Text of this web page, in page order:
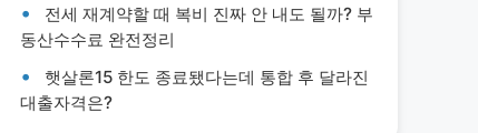
전세 재계약할 때 복비 진짜 안 내도 될까? 부
동산수수료 완전정리
햇살론15 한도 종료됐다는데 통합 후 달라진
대출자격은?